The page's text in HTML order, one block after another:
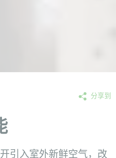
分享到
引入室外新鲜空气，改